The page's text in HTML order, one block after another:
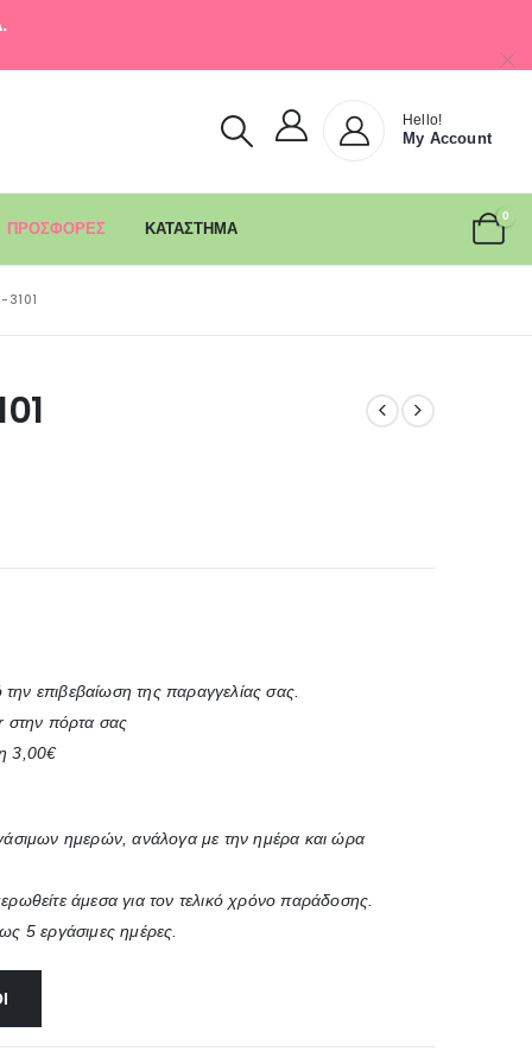
Hello!
My Account
ΠΡΟΣΦΟΡΕΣ ΚΑΤΑΣΤΗΜΑ
0
επιβεβαίωση της παραγγελίας σας.
στην πόρτα σας
3,00€
ημερών, ανάλογα με την ημέρα και ώρα
άμεσα για τον τελικό χρόνο παράδοσης.
5 εργάσιμες ημέρες.